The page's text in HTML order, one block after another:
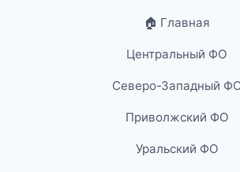
🏠 Главная
Центральный ФО
Северо-Западный
Приволжский ФО
Уральский ФО